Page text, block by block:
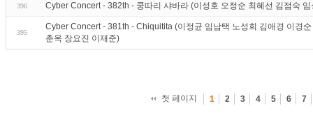
396 Cyber Concert - 382th - 쿵따리 샤바라 (이성호 오정순 최혜선 김점숙
395
Cyber Concert - 381th - Chiquitita (이정균 임남택 노성희 김애경 이경
춘옥 장요진 이재준)
첫 페이지 1 2 3 4 5 6 7